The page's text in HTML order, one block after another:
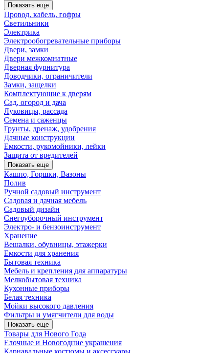
Показать еще
Провод, кабель, гофры
Светильники
Электрика
Электрообогревательные приборы
Двери, замки
Двери межкомнатные
Дверная фурнитура
Доводчики, ограничители
Замки, защелки
Комплектующие к дверям
Сад, огород и дача
Луковицы, рассада
Семена и саженцы
Грунты, дренаж, удобрения
Дачные конструкции
Емкости, рукомойники, лейки
Защита от вредителей
Показать еще
Кашпо, Горшки, Вазоны
Полив
Ручной садовый инструмент
Садовая и дачная мебель
Садовый дизайн
Снегоуборочный инструмент
Электро- и бензоинструмент
Хранение
Вешалки, обувницы, этажерки
Емкости для хранения
Бытовая техника
Мебель и крепления для аппаратуры
Мелкобытовая техника
Кухонные приборы
Белая техника
Мойки высокого давления
Фильтры и умягчители для воды
Показать еще
Товары для Нового Года
Елочные и Новогодние украшения
Карнавальные костюмы и аксессуары